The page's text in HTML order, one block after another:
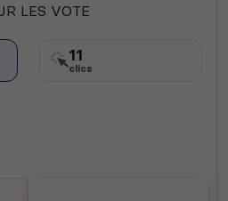
LES VOTE
11
clics